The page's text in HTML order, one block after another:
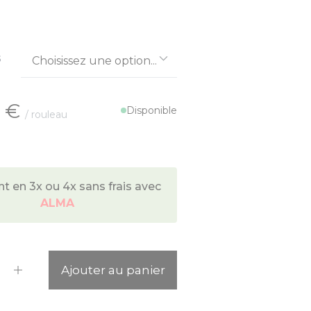
€ / rouleau Disponible
en 3x ou 4x sans frais avec
ALMA
Ajouter au panier